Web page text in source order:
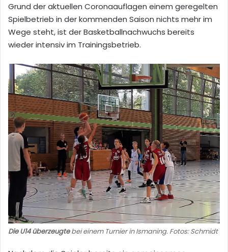
Grund der aktuellen Coronaauflagen einem geregelten
Spielbetrieb in der kommenden Saison nichts mehr im
Wege steht, ist der Basketballnachwuchs bereits
wieder intensiv im Trainingsbetrieb.
Die U14 überzeugtebei einem Turnier in Ismaning. Fotos: Schmidt